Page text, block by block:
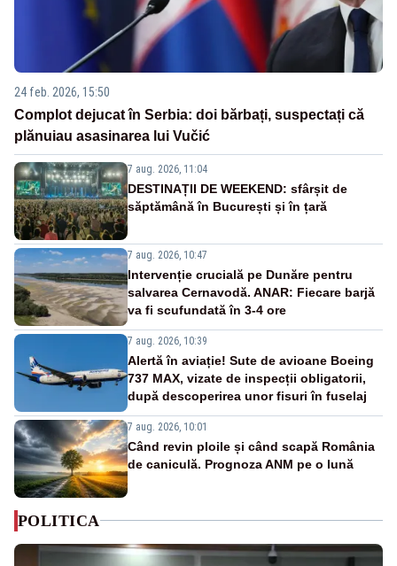
24 feb. 2026, 15:50
Complot dejucat în Serbia: doi bărbați, suspectați că
plănuiau asasinarea lui Vučić
7 aug. 2026, 11:04
DESTINAȚII DE WEEKEND: sfârșit de
săptămână în București și în țară
7 aug. 2026, 10:47
Intervenție crucială pe Dunăre pentru
salvarea Cernavodă. ANAR: Fiecare barjă
va fi scufundată în 3-4 ore
7 aug. 2026, 10:39
Alertă în aviație! Sute de avioane Boeing
737 MAX, vizate de inspecții obligatorii,
după descoperirea unor fisuri în fuselaj
7 aug. 2026, 10:01
Când revin ploile și când scapă România
de caniculă. Prognoza ANM pe o lună
POLITICA